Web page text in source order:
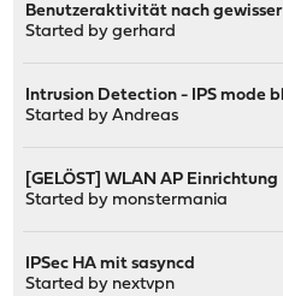
Benutzeraktivität nach
Started bygerhard
Intrusion Detection - IPS mode
Started byAndreas
[GELÖST] WLAN AP Einrichtung
Started by monstermania
IPSec HA mit sasyncd
Started by nextvpn